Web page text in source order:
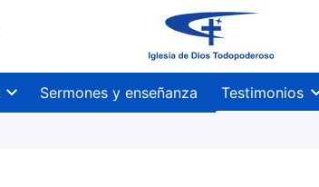
Sermones y enseñanza Testimonios